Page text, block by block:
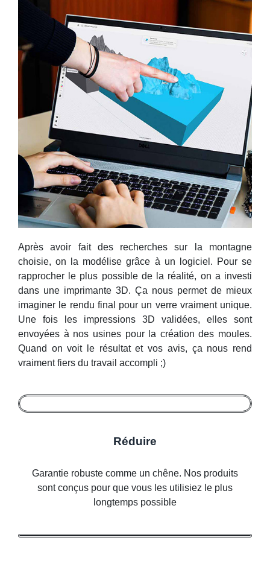
Après avoir fait des recherches sur la montagne
choisie, on la modélise grâce à un logiciel. Pour se
rapprocher le plus possible de la réalité, on a investi
dans une imprimante 3D. Ça nous permet de mieux
imaginer le rendu final pour un verre vraiment unique.
Une fois les impressions 3D validées, elles sont
envoyées à nos usines pour la création des moules.
Quand on voit le résultat et vos avis, ça nous rend
vraiment fiers du travail accompli ;)
Réduire
Garantie robuste comme un chêne. Nos produits
sont conçus pour que vous les utilisiez le plus
longtemps possible